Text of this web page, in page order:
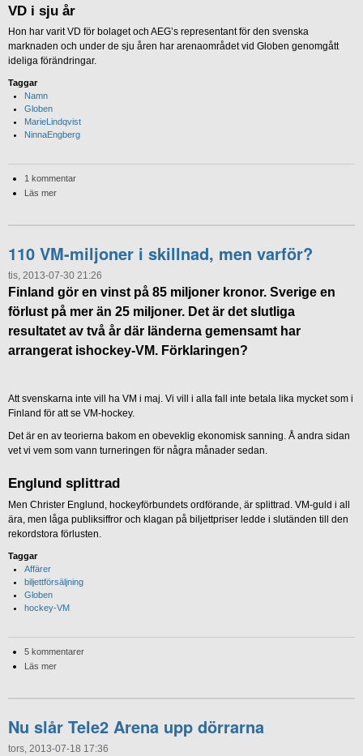
VD i sju år
Hon har varit VD för bolaget och AEG’s representant för den svenska
marknaden och under de sju åren har arenaområdet vid Globen genomgått
ideliga förändringar.
Taggar
Namn
Globen
MarieLindqvist
NinnaEngberg
1 kommentar
Läs mer
110 VM-miljoner i skillnad, men varför?
tis, 2013-07-30 21:26
Finland gör en vinst på 85 miljoner kronor. Sverige en
förlust på mer än 25 miljoner. Det är det slutliga
resultatet av två år där länderna gemensamt har
arrangerat ishockey-VM. Förklaringen?
Att svenskarna inte vill ha VM i maj. Vi vill i alla fall inte betala lika mycket som i
Finland för att se VM-hockey.
Det är en av teorierna bakom en obeveklig ekonomisk sanning. Å andra sidan
vet vi vem som vann turneringen för några månader sedan.
Englund splittrad
Men Christer Englund, hockeyförbundets ordförande, är splittrad. VM-guld i all
ära, men låga publiksiffror och klagan på biljettpriser ledde i slutänden till den
rekordstora förlusten.
Taggar
Affärer
biljettförsäljning
Globen
hockey-VM
5 kommentarer
Läs mer
Nu slår Tele2 Arena upp dörrarna
tors, 2013-07-18 17:36